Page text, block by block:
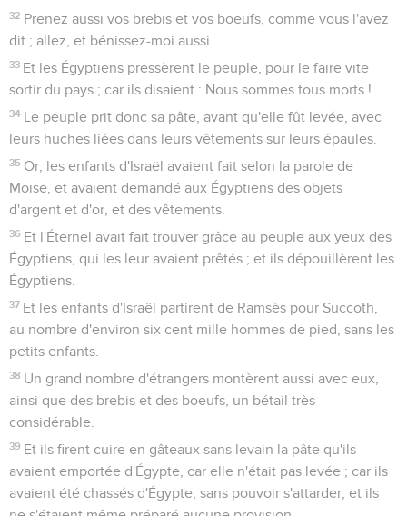
32 Prenez aussi vos brebis et vos boeufs, comme vous l'avez
dit ; allez, et bénissez-moi aussi.
33 Et les Égyptiens pressèrent le peuple, pour le faire vite
sortir du pays ; car ils disaient : Nous sommes tous morts !
34 Le peuple prit donc sa pâte, avant qu'elle fût levée, avec
leurs huches liées dans leurs vêtements sur leurs épaules.
35 Or, les enfants d'Israël avaient fait selon la parole de
Moïse, et avaient demandé aux Égyptiens des objets
d'argent et d'or, et des vêtements.
36 Et l'Éternel avait fait trouver grâce au peuple aux yeux des
Égyptiens, qui les leur avaient prêtés ; et ils dépouillèrent les
Égyptiens.
37 Et les enfants d'Israël partirent de Ramsès pour Succoth,
au nombre d'environ six cent mille hommes de pied, sans les
petits enfants.
38 Un grand nombre d'étrangers montèrent aussi avec eux,
ainsi que des brebis et des boeufs, un bétail très
considérable.
39 Et ils firent cuire en gâteaux sans levain la pâte qu'ils
avaient emportée d'Égypte, car elle n'était pas levée ; car ils
avaient été chassés d'Égypte, sans pouvoir s'attarder, et ils